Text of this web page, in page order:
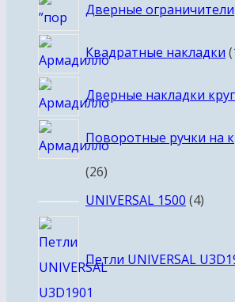
Дверные ограничители
Квадратные накладки
Дверные накладки
Поворотные ручки на
2626
товаров
UNIVERSAL 1500 44
Петли UNIVERSAL